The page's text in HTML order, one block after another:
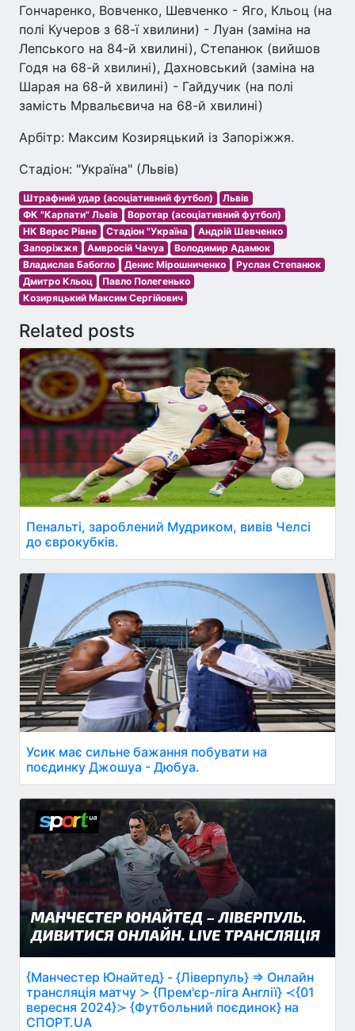
Гончаренко, Вовченко, Шевченко - Яго, Кльоц (на
полі Кучеров з 68-ї хвилини) - Луан (заміна на
Лепського на 84-й хвилині), Степанюк (вийшов
Годя на 68-й хвилині), Дахновський (заміна на
Шарая на 68-й хвилині) - Гайдучик (на полі
замість Мрвальєвича на 68-й хвилині)
Арбітр: Максим Козиряцький із Запоріжжя.
Стадіон: "Україна" (Львів)
Штрафний удар (асоціативний футбол)
Львів
ФК "Карпати" Львів
Воротар (асоціативний футбол)
НК Верес Рівне
Стадіон "Україна
Андрій Шевченко
Запоріжжя
Амвросій Чачуа
Володимир Адамюк
Владислав Бабогло
Денис Мірошниченко
Руслан Степанюк
Дмитро Кльоц
Павло Полегенько
Козиряцький Максим Сергійович
Related posts
Пенальті, зароблений Мудриком, вивів Челсі
до єврокубків.
Усик має сильне бажання побувати на
поєдинку Джошуа - Дюбуа.
{Манчестер Юнайтед} - {Ліверпуль} ⇒ Онлайн
трансляція матчу ≻ {Прем'єр-ліга Англії} ≺{01
вересня 2024}≻ {Футбольний поєдинок} на
СПОРТ.UA